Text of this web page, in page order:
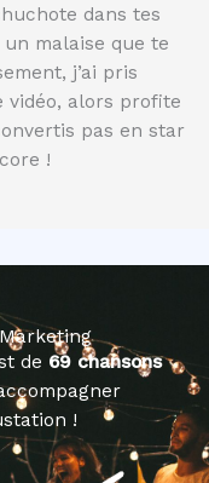
dans tes
malaise que te
j’ai pris
vidéo, alors profite
pas en star
!
de 69 chansons
!